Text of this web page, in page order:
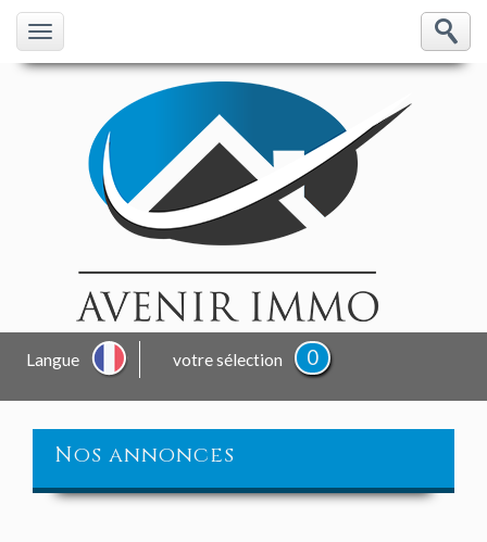
Langue votre sélection 0
Nos annonces